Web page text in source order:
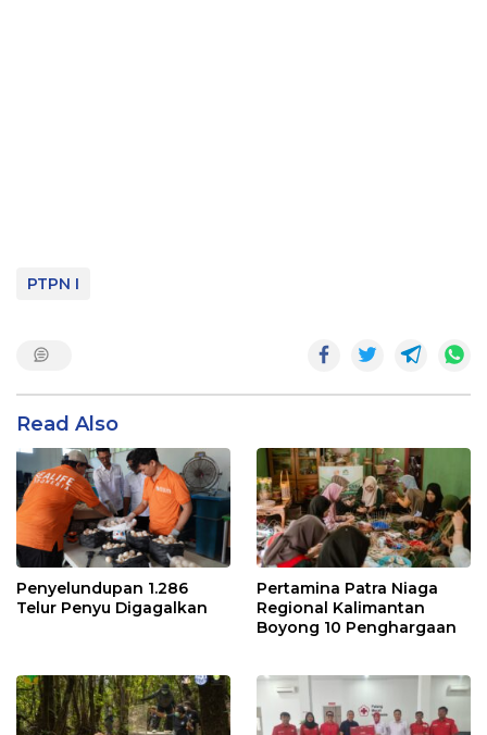
PTPN I
Read Also
Penyelundupan 1.286
Telur Penyu Digagalkan
Pertamina Patra Niaga
Regional Kalimantan
Boyong 10 Penghargaan